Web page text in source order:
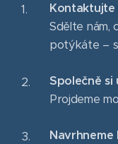
Kontaktujte
Sdělte nám,
potýkáte –
Společně si
Projdeme